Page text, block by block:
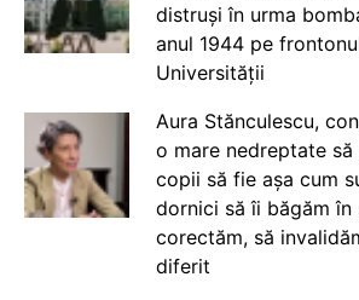
distruși în urma
anul 1944 pe
Universității
Aura Stănculescu,
o mare nedreptate să
copii să fie așa cum
dornici să îi băgăm în
corectăm, să
diferit